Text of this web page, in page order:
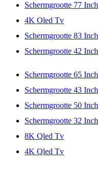
Schermgrootte 77 Inch
4K Oled Tv
Schermgrootte 83 Inch
Schermgrootte 42 Inch
Schermgrootte 65 Inch
Schermgrootte 43 Inch
Schermgrootte 50 Inch
Schermgrootte 32 Inch
8K Qled Tv
4K Qled Tv